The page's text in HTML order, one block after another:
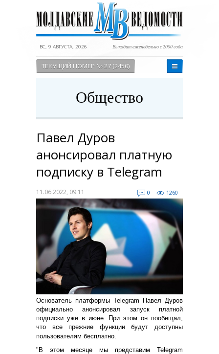
ВС, 9 АВГУСТА, 2026 Выходит еженедельно с 2000 года
ТЕКУЩИЙ НОМЕР № 27 (2450)
Общество
Павел Дуров
анонсировал платную
подписку в Тelegram
11.06.2022, 09:11 0 1260
Основатель платформы Telegram Павел Дуров
официально анонсировал запуск платной
подписки уже в июне. При этом он пообещал,
что все прежние функции будут доступны
пользователям бесплатно.
"В этом месяце мы представим Telegram